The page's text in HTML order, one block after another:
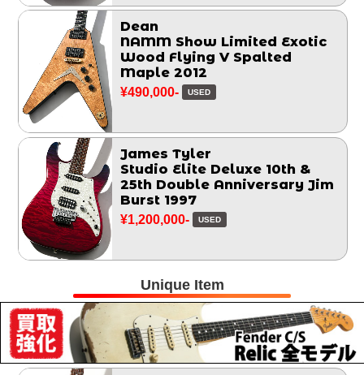
Dean
NAMM Show Limited Exotic
Wood Flying V Spalted
Maple 2012
¥490,000- USED
James Tyler
Studio Elite Deluxe 10th &
25th Double Anniversary Jim
Burst 1997
¥1,200,000- USED
Unique Item